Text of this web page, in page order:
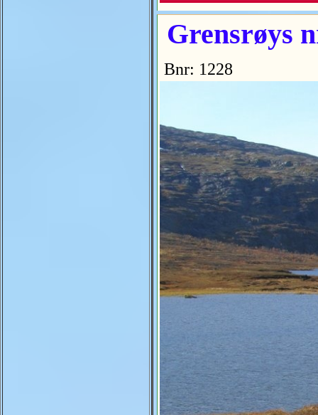
Grensrøys
Bnr: 1228